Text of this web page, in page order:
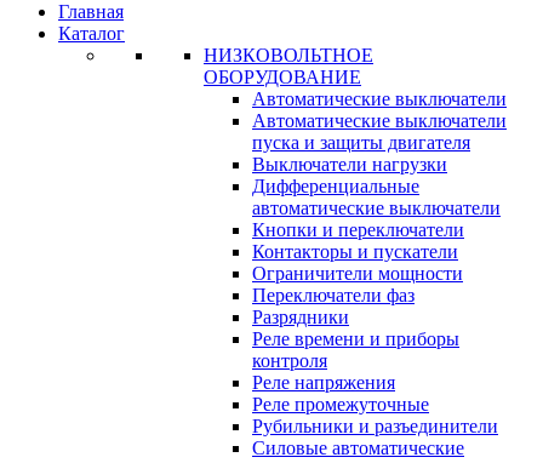
Главная
Каталог
НИЗКОВОЛЬТНОЕ
ОБОРУДОВАНИЕ
Автоматические выключатели
Автоматические выключатели
пуска и защиты двигателя
Выключатели нагрузки
Дифференциальные
автоматические выключатели
Кнопки и переключатели
Контакторы и пускатели
Ограничители мощности
Переключатели фаз
Разрядники
Реле времени и приборы
контроля
Реле напряжения
Реле промежуточные
Рубильники и разъединители
Силовые автоматические